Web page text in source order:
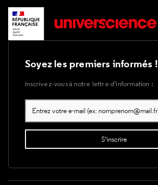
Soyez les premiers informés !
Inscrivez-vous à notre lettre d’information :